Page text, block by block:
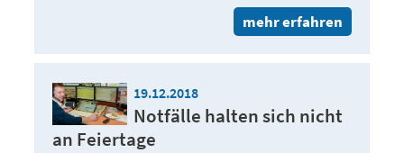
mehr erfahren
19.12.2018
Notfälle halten sich nicht
an Feiertage